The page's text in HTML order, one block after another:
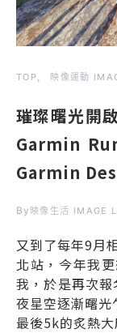
TOP 映像運動
璀璨曙光開
Garmin
Garmin
By 映像生活 IMAGE
又到了每年9月
北站，今年我
我，於是再次
夜星空逐漸曙
最後5k的炙熱